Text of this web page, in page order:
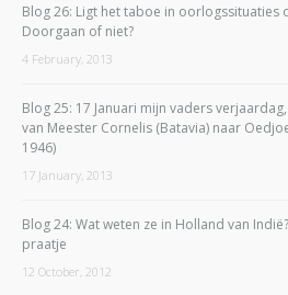
Blog 26: Ligt het taboe in oorlogssituaties
Doorgaan of niet?
4 February, 2013
Blog 25: 17 Januari mijn vaders
van Meester Cornelis (Batavia) naar
1946)
17 January, 2013
Blog 24: Wat weten ze in Holland van
praatje
12 October, 2012